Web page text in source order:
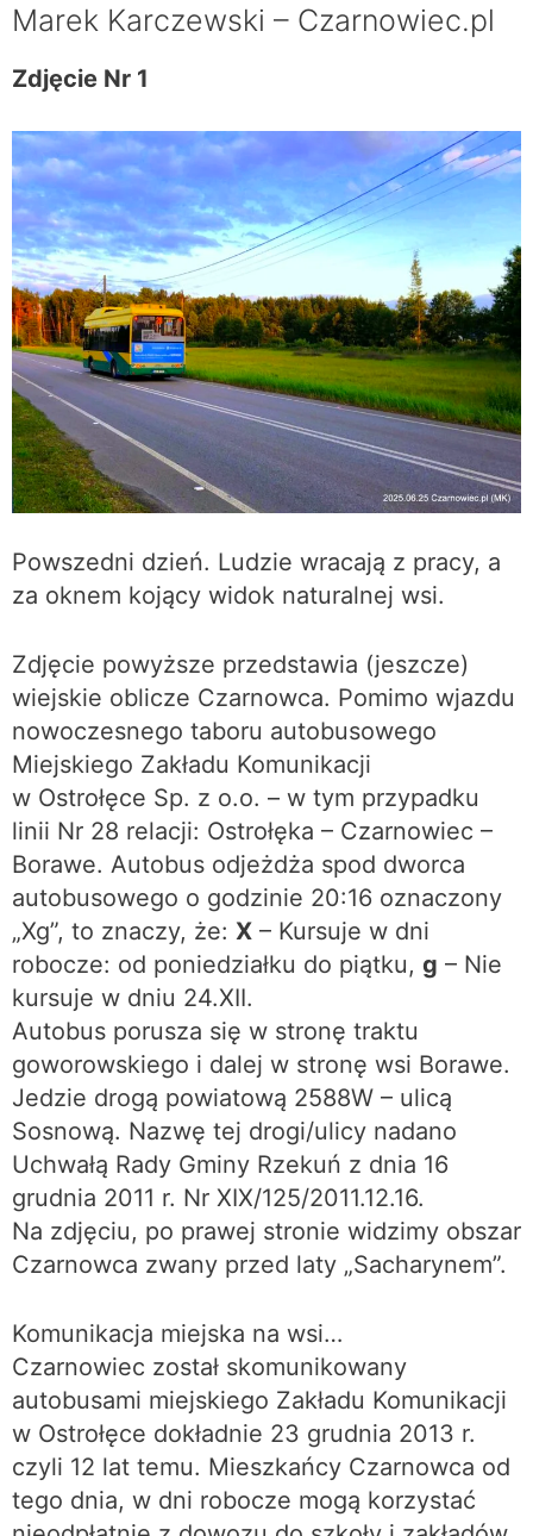
Marek Karczewski – Czarnowiec.pl
Zdjęcie Nr 1
Powszedni dzień. Ludzie wracają z pracy, a
za oknem kojący widok naturalnej wsi.
Zdjęcie powyższe przedstawia (jeszcze)
wiejskie oblicze Czarnowca. Pomimo wjazdu
nowoczesnego taboru autobusowego
Miejskiego Zakładu Komunikacji
w Ostrołęce Sp. z o.o. – w tym przypadku
linii Nr 28 relacji: Ostrołęka – Czarnowiec –
Borawe. Autobus odjeżdża spod dworca
autobusowego o godzinie 20:16 oznaczony
„Xg”, to znaczy, że: X – Kursuje w dni
robocze: od poniedziałku do piątku, g – Nie
kursuje w dniu 24.XII.
Autobus porusza się w stronę traktu
goworowskiego i dalej w stronę wsi Borawe.
Jedzie drogą powiatową 2588W – ulicą
Sosnową. Nazwę tej drogi/ulicy nadano
Uchwałą Rady Gminy Rzekuń z dnia 16
grudnia 2011 r. Nr XIX/125/2011.12.16.
Na zdjęciu, po prawej stronie widzimy obszar
Czarnowca zwany przed laty „Sacharynem”.
Komunikacja miejska na wsi…
Czarnowiec został skomunikowany
autobusami miejskiego Zakładu Komunikacji
w Ostrołęce dokładnie 23 grudnia 2013 r.
czyli 12 lat temu. Mieszkańcy Czarnowca od
tego dnia, w dni robocze mogą korzystać